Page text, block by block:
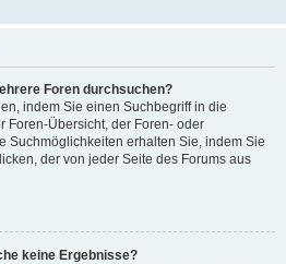
Foren durchsuchen?
indem Sie einen Suchbegriff in die
Foren-Übersicht, der Foren- oder
Suchmöglichkeiten erhalten Sie, indem Sie
der von jeder Seite des Forums aus
keine Ergebnisse?